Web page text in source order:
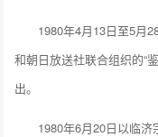
1980年4月13日至5月28
和朝日放送社联合组织的“
出。
1980年6月20日以临济